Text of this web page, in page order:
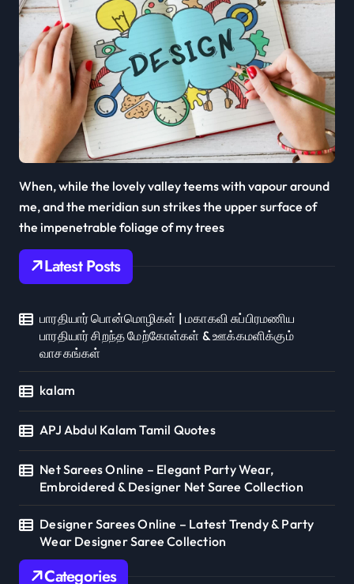
When, while the lovely valley teems with vapour around
me, and the meridian sun strikes the upper surface of
the impenetrable foliage of my trees
Latest Posts
பாரதியார் பொன்மொழிகள் | மகாகவி சுப்பிரமணிய
பாரதியார் சிறந்த மேற்கோள்கள் & ஊக்கமளிக்கும்
வாசகங்கள்
kalam
APJ Abdul Kalam Tamil Quotes
Net Sarees Online – Elegant Party Wear,
Embroidered & Designer Net Saree Collection
Designer Sarees Online – Latest Trendy & Party
Wear Designer Saree Collection
Categories